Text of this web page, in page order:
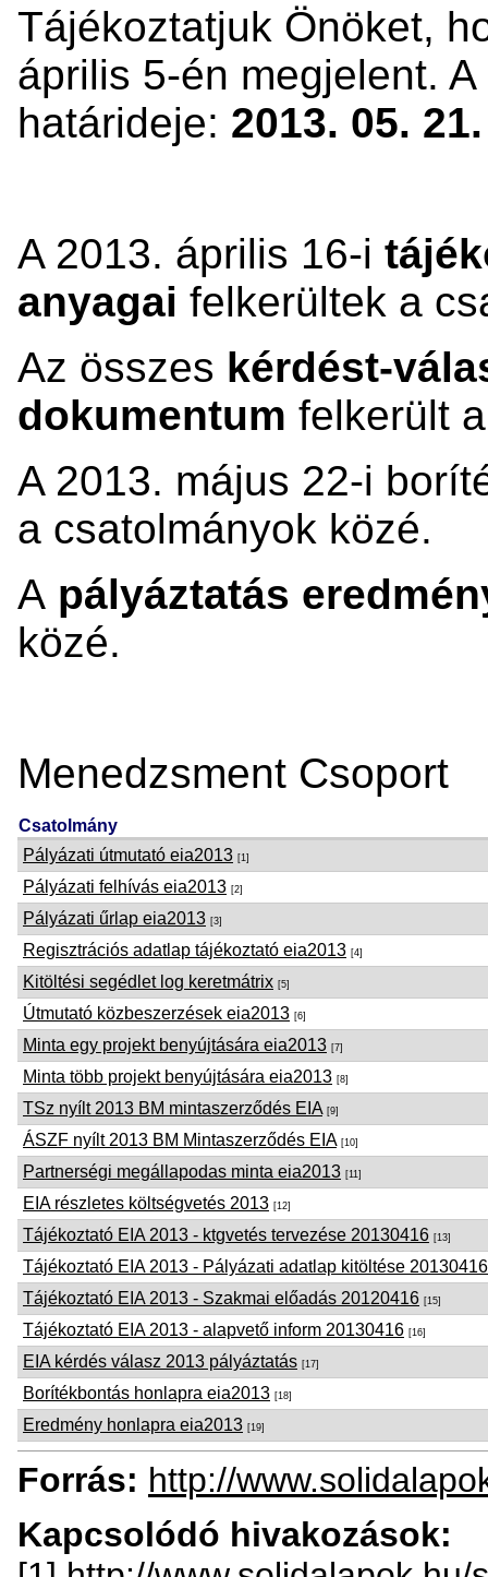
Tájékoztatjuk Önöket,
április 5-én megjelent.
határideje: 2013. 05.
A 2013. április 16-i
anyagai felkerültek a
Az összes kérdést-
dokumentum felkerült
A 2013. május 22-i
a csatolmányok közé.
A pályáztatás
közé.
Menedzsment Csoport
Csatolmány
Pályázati útmutató eia2013 [1]
Pályázati felhívás eia2013 [2]
Pályázati űrlap eia2013 [3]
Regisztrációs adatlap tájékoztató eia2013 [4]
Kitöltési segédlet log keretmátrix [5]
Útmutató közbeszerzések eia2013 [6]
Minta egy projekt benyújtására eia2013 [7]
Minta több projekt benyújtására eia2013 [8]
TSz nyílt 2013 BM mintaszerződés EIA [9]
ÁSZF nyílt 2013 BM Mintaszerződés EIA [10]
Partnerségi megállapodas minta eia2013 [11]
EIA részletes költségvetés 2013 [12]
Tájékoztató EIA 2013 - ktgvetés tervezése 20130416 [13]
Tájékoztató EIA 2013 - Pályázati adatlap kitöltése 20130416
Tájékoztató EIA 2013 - Szakmai előadás 20120416 [15]
Tájékoztató EIA 2013 - alapvető inform 20130416 [16]
EIA kérdés válasz 2013 pályáztatás [17]
Borítékbontás honlapra eia2013 [18]
Eredmény honlapra eia2013 [19]
Forrás: http://
Kapcsolódó hivakozások: